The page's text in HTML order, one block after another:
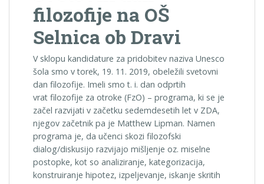
filozofije na OŠ
Selnica ob Dravi
V sklopu kandidature za pridobitev naziva Unesco
šola smo v torek, 19. 11. 2019, obeležili svetovni
dan filozofije. Imeli smo t. i. dan odprtih
vrat filozofije za otroke (FzO) – programa, ki se je
začel razvijati v začetku sedemdesetih let v ZDA,
njegov začetnik pa je Matthew Lipman. Namen
programa je, da učenci skozi filozofski
dialog/diskusijo razvijajo mišljenje oz. miselne
postopke, kot so analiziranje, kategorizacija,
konstruiranje hipotez, izpeljevanje, iskanje skritih